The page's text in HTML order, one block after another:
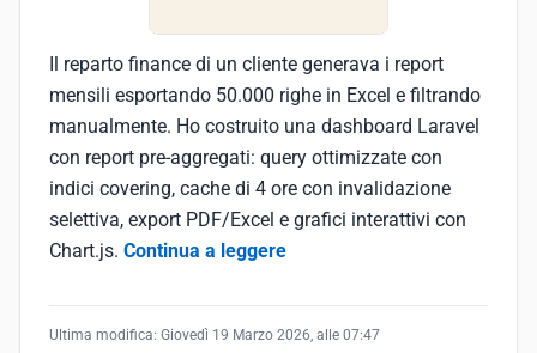
Il reparto finance di un cliente generava i report
mensili esportando 50.000 righe in Excel e filtrando
manualmente. Ho costruito una dashboard Laravel
con report pre-aggregati: query ottimizzate con
indici covering, cache di 4 ore con invalidazione
selettiva, export PDF/Excel e grafici interattivi con
Chart.js. Continua a leggere
Ultima modifica: Giovedì 19 Marzo 2026, alle 07:47